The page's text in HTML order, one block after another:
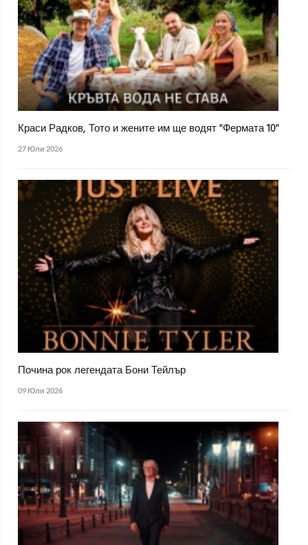
Краси Радков, Тото и жените им ще водят "Фермата 10"
27 Юли 2026
Почина рок легендата Бони Тейлър
09 Юли 2026